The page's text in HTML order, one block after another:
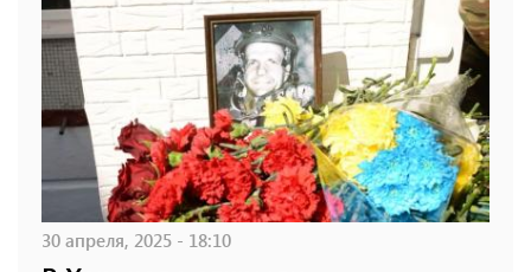
30 апреля, 2025 - 18:10